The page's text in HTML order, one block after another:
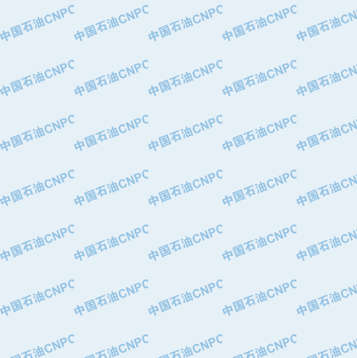
·无锡西姆莱斯石油专用管制造有限公
·沈阳全密封变压器股份有限公司
·河北华北石油天成实业集团有限公司
·特变电工股份有限公司
·中国石化镇海炼油化工股份有限公司
·重庆川东阀门制造有限公司
·三明高中压阀门有限公司
·宁波永泰塑料机械有限公司宁波高压
·上海人民企业集团有限公司
·西安巨力石油技术有限责任公司
·青岛汉缆股份有限公司
·厦门市榕兴新世纪石油设备制造有限
·大港油田集团中成机械制造有限公司
·承德司达石油装备开发公司
·四川明星电缆有限公司